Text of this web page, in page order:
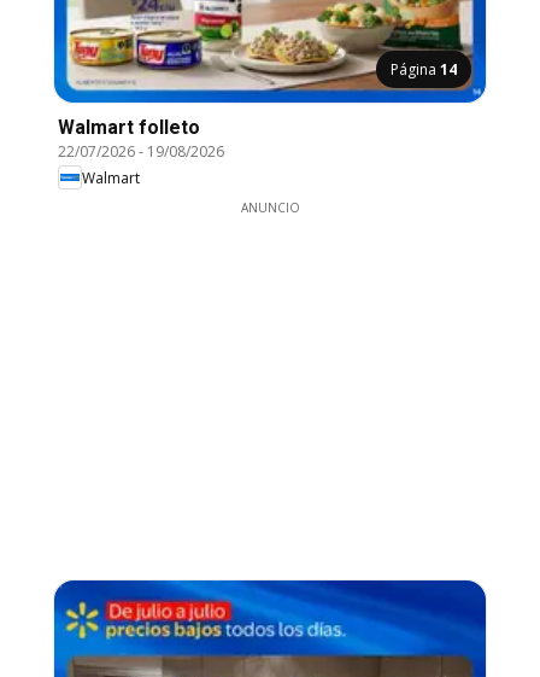
Página 14
Walmart folleto
22/07/2026- 19/08/2026
Walmart
ANUNCIO